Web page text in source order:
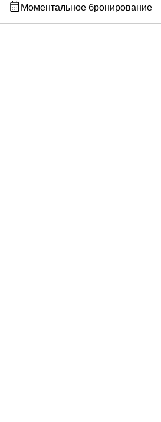
Моментальное бронирование